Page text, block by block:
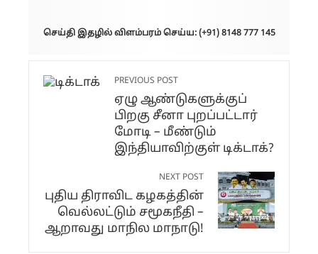
செய்தி இதழில் விளம்பரம் செய்ய: (+91) 8148 777 145
PREVIOUS POST
ஏழு ஆண்டுகளுக்குப்
பிறகு சீனா புறப்பட்டார்
மோடி – மீண்டும்
இந்தியாவிற்குள் டிக்டாக்?
NEXT POST
புதிய திராவிட கழகத்தின்
வெல்லட்டும் சமூகநீதி –
ஆறாவது மாநில மாநாடு!